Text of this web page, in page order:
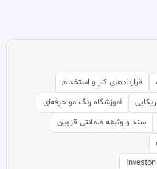
قراردادهای کار و استخدام
آموزشگاه رنگ مو حرفه‌ای
سند و وثیقه ضمانتی قزوین